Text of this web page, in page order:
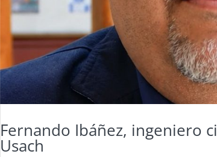
Fernando Ibáñez, ingeniero
Usach